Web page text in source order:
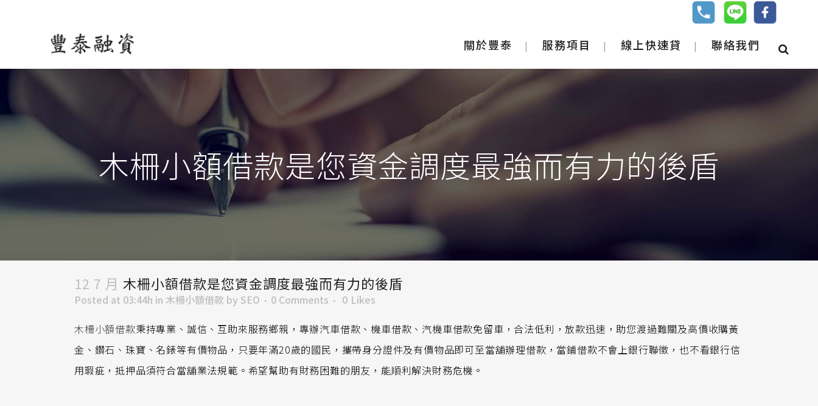
關於豐泰 服務項目 線上快速貸 聯絡我們
木柵小額借款是您資金調度最強而有力的後盾
12 7 月 木柵小額借款是您資金調度最強而有力的後盾
Posted at 03:44h in 木柵小額借款 by SEO 0 Comments 0 Likes
木柵小額借款秉持專業、誠信、互助來服務鄉親，專辦汽車借款、機車借款、汽機車借款免留車，合法低利，放款迅速，助您渡過難關及高價收購黃
金、鑽石、珠寶、名錶等有價物品，只要年滿20歲的國民，攜帶身分證件及有價物品即可至當舖辦理借款，當鋪借款不會上銀行聯徵，也不看銀行信
用瑕疵，抵押品須符合當舖業法規範。希望幫助有財務困難的朋友，能順利解決財務危機。